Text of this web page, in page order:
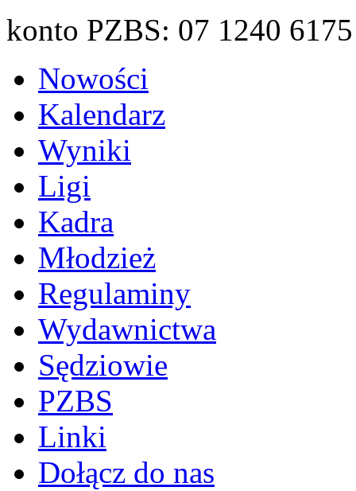
konto PZBS: 07 1240
Nowości
Kalendarz
Wyniki
Ligi
Kadra
Młodzież
Regulaminy
Wydawnictwa
Sędziowie
PZBS
Linki
Dołącz do nas